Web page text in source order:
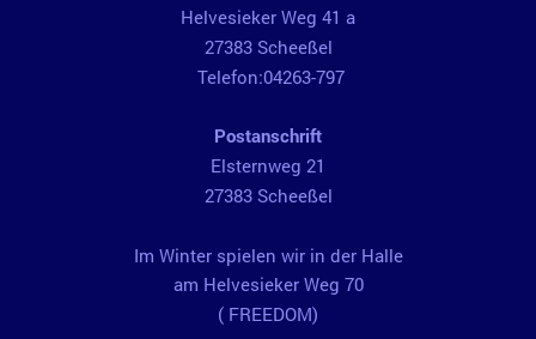
Helvesieker Weg 41 a
27383 Scheeßel
Telefon:04263-797
Postanschrift
Elsternweg 21
27383 Scheeßel
Im Winter spielen wir in der Halle
am Helvesieker Weg 70
( FREEDOM)